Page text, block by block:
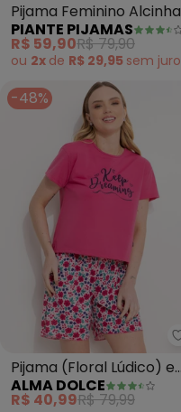
Pijama Feminino Alcinha
Sara (Preto)
PIANTE PIJAMAS
R$ 59,90R$ 79,90
ou 2x de R$ 29,95 sem
-48%
Pijama (Floral Lúdico) em
Malha
ALMA DOLCE
R$ 40,99R$ 79,99